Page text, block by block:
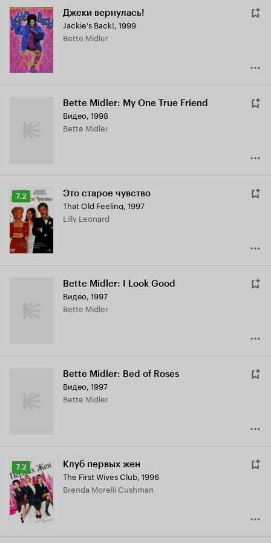
Джеки вернулась!
Jackie's Back!, 1999
Bette Midler
Bette Midler: My One True Friend
Видео, 1998
Bette Midler
Рейтинг
Кинопоиска
7.2
7.2 Это старое чувство
That Old Feeling, 1997
Lilly Leonard
Bette Midler: I Look Good
Видео, 1997
Bette Midler
Bette Midler: Bed of Roses
Видео, 1997
Bette Midler
Рейтинг
Кинопоиска
7.2
7.2 Клуб первых жен
The First Wives Club, 1996
Brenda Morelli Cushman